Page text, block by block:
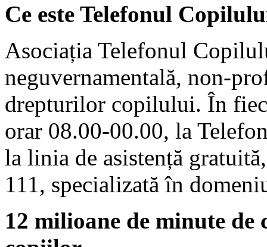
Ce este Telefonul
Asociația Telefonul
neguvernamentală, non-
drepturilor copilului. În
orar 08.00-00.00, la
la linia de asistență
111, specializată în
12 milioane de minute